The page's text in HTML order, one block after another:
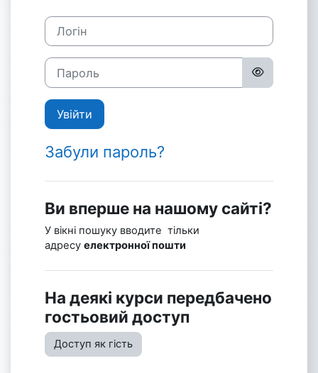
Логін
Пароль
Увійти
Забули пароль?
Ви вперше на нашому сайті?
У вікні пошуку вводите тільки
адресу електронної пошти
На деякі курси передбачено
гостьовий доступ
Доступ як гість